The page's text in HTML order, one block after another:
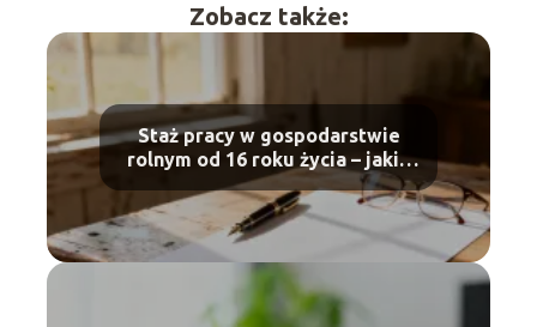
Zobacz także:
Staż pracy w gospodarstwie
rolnym od 16 roku życia – jakie
dokumenty?